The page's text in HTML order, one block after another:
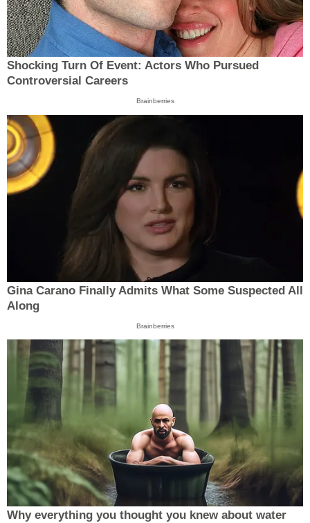
Shocking Turn Of Event: Actors Who Pursued
Controversial Careers
Brainberries
Gina Carano Finally Admits What Some Suspected All
Along
Brainberries
Why everything you thought you knew about water